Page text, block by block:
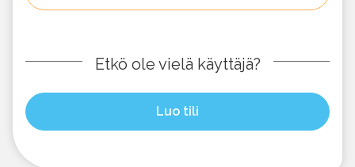
Etkö ole vielä käyttäjä?
Luo tili